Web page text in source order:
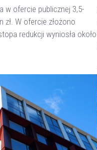
w ofercie publicznej 3,5-
W ofercie złożono
redukcji wyniosła około